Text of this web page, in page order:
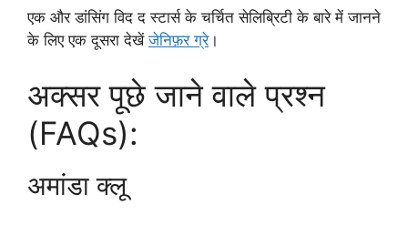
एक और डांसिंग विद द स्टार्स के चर्चित सेलिब्रिटी के बारे में जानने
के लिए एक दूसरा देखेंजेनिफ़र ग्रे।
अक्सर पूछे जाने वाले प्रश्न
(FAQs):
अमांडा क्लू